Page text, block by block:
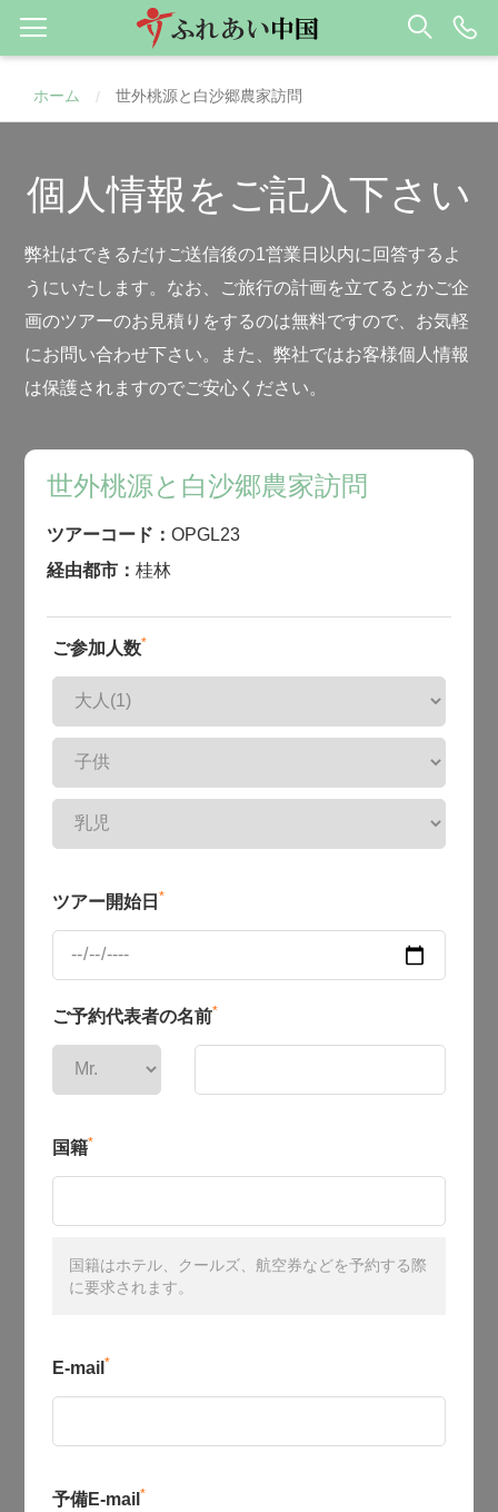
ホーム / 世外桃源と白沙郷農家訪問
個人情報をご記入下さい
弊社はできるだけご送信後の1営業日以内に回答するよ
うにいたします。なお、ご旅行の計画を立てるとかご企
画のツアーのお見積りをするのは無料ですので、お気軽
にお問い合わせ下さい。また、弊社ではお客様個人情報
は保護されますのでご安心ください。
世外桃源と白沙郷農家訪問
ツアーコード：OPGL23
経由都市：桂林
ご参加人数*
ツアー開始日 *
ご予約代表者の名前*
国籍*
国籍はホテル、クールズ、航空券などを予約する際
に要求されます。
E-mail *
予備E-mail *